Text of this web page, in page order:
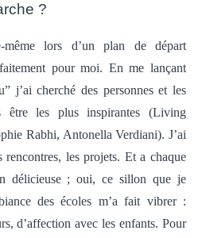
?
même lors d’un plan de départ
pour moi. En me lançant
j’ai cherché des personnes et les
être les plus inspirantes (Living
Rabhi, Antonella Verdiani). J’ai
les projets. Et a chaque
délicieuse ; oui, ce sillon que je
des écoles m’a fait vibrer :
d’affection avec les enfants. Pour